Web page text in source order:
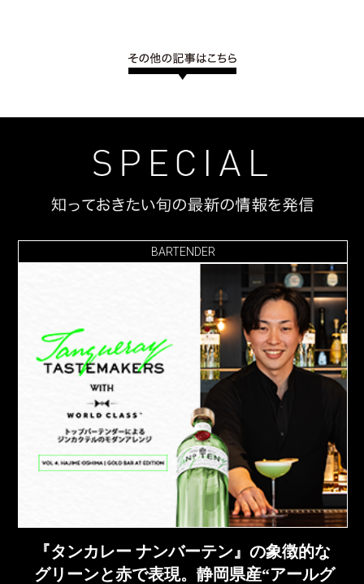
BARTENDER
『タンカレー ナンバーテン』の象徴的な
グリーンと赤で表現。静岡県産“アールグ